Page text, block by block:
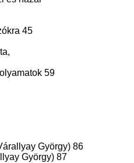
45
59
György) 86
György) 87